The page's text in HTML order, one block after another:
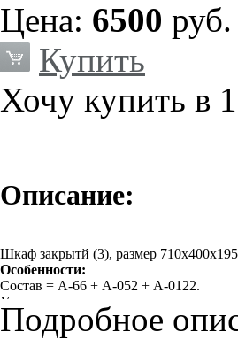
Цена: 6500 руб.
Купить
Хочу купить в
Описание:
Шкаф закрытй (3), размер
Особенности:
Состав = А-66 + А-052 + А-0122.
Удачное сочетание модных цветов,
класса».
Характеристики:
Подробное